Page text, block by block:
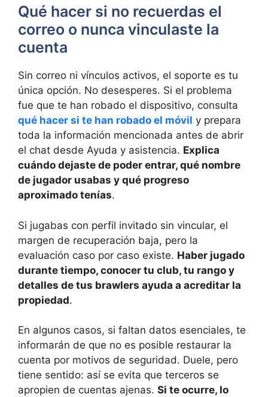
Qué hacer si no recuerdas el
correo o nunca vinculaste la
cuenta
Sin correo ni vínculos activos, el soporte es tu
única opción. No desesperes. Si el problema
fue que te han robado el dispositivo, consulta
qué hacer si te han robado el móvil y prepara
toda la información mencionada antes de abrir
el chat desde Ayuda y asistencia. Explica
cuándo dejaste de poder entrar, qué nombre
de jugador usabas y qué progreso
aproximado tenías.
Si jugabas con perfil invitado sin vincular, el
margen de recuperación baja, pero la
evaluación caso por caso existe. Haber jugado
durante tiempo, conocer tu club, tu rango y
detalles de tus brawlers ayuda a acreditar la
propiedad.
En algunos casos, si faltan datos esenciales, te
informarán de que no es posible restaurar la
cuenta por motivos de seguridad. Duele, pero
tiene sentido: así se evita que terceros se
apropien de cuentas ajenas. Si te ocurre, lo